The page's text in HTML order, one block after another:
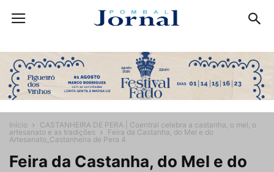
Início
CASTANHEIRA DE PERA | Coentral celebra a castanha, o mel, o
artesanato e as tradições
Feira da Castanha, do Mel e do
Artesanato_Castanheira de Pera 4
Feira da Castanha, do Mel e do